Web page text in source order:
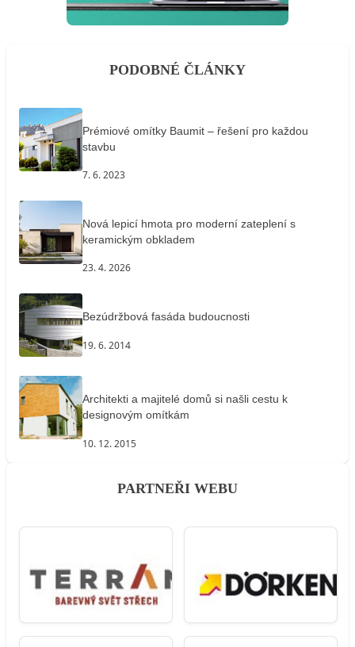
PODOBNÉ ČLÁNKY
Prémiové omítky Baumit – řešení pro každou
stavbu
7. 6. 2023
Nová lepicí hmota pro moderní zateplení s
keramickým obkladem
23. 4. 2026
Bezúdržbová fasáda budoucnosti
19. 6. 2014
Architekti a majitelé domů si našli cestu k
designovým omítkám
10. 12. 2015
PARTNEŘI WEBU